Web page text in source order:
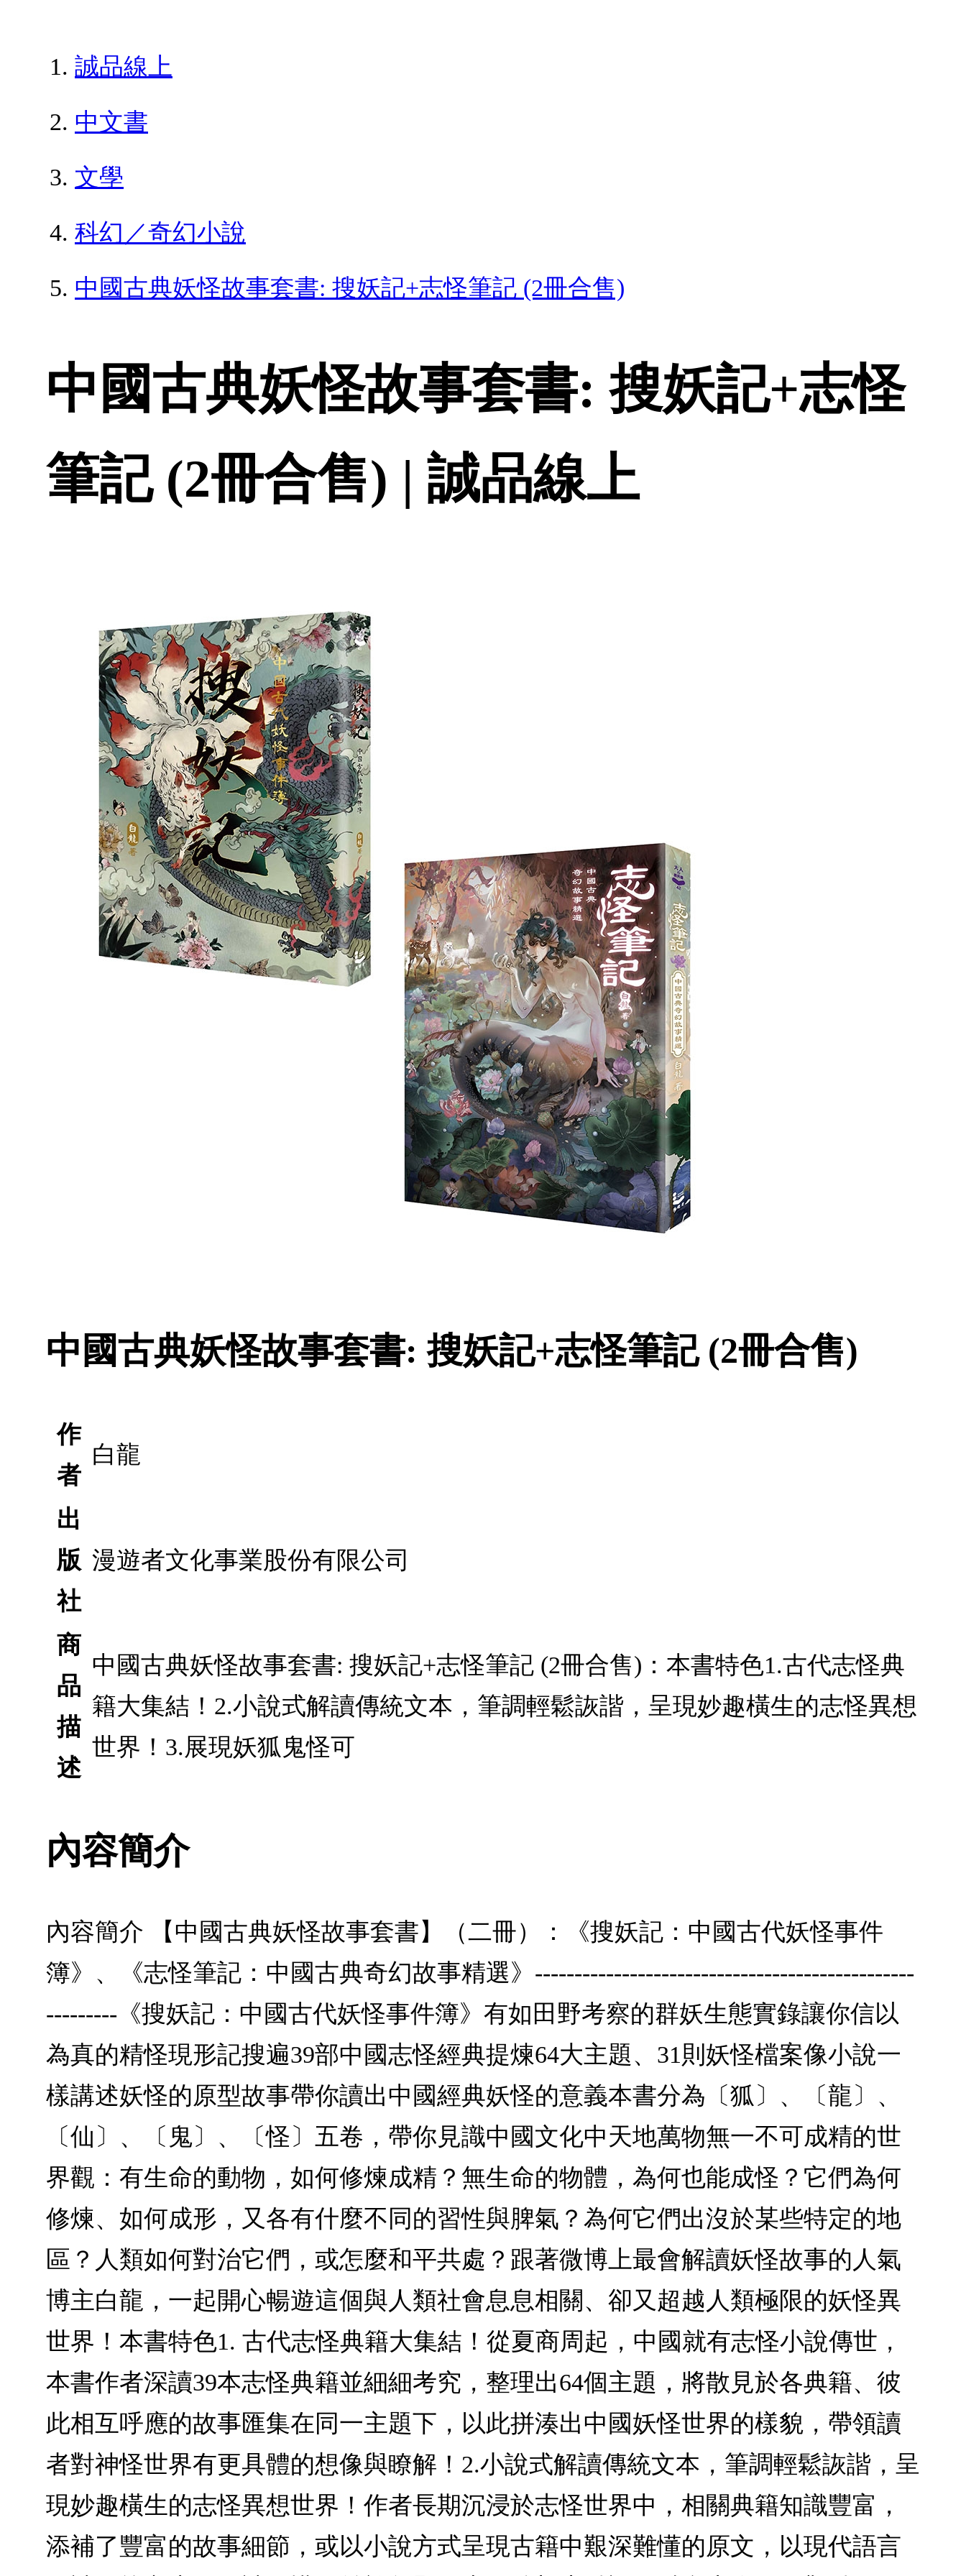
誠品線上
中文書
文學
科幻／奇幻小說
中國古典妖怪故事套書: 搜妖記+志怪筆記 (2冊合售)
中國古典妖怪故事套書: 搜妖記+志怪
筆記 (2冊合售) | 誠品線上
中國古典妖怪故事套書: 搜妖記+志怪筆記 (2冊合售)
作
者
白龍
出
版
社
漫遊者文化事業股份有限公司
商
品
描
述
中國古典妖怪故事套書: 搜妖記+志怪筆記 (2冊合售)：本書特色1.古代志怪典
籍大集結！2.小說式解讀傳統文本，筆調輕鬆詼諧，呈現妙趣橫生的志怪異想
世界！3.展現妖狐鬼怪可
內容簡介
內容簡介 【中國古典妖怪故事套書】（二冊）：《搜妖記：中國古代妖怪事件
簿》、《志怪筆記：中國古典奇幻故事精選》------------------------------------------------
---------《搜妖記：中國古代妖怪事件簿》有如田野考察的群妖生態實錄讓你信以
為真的精怪現形記搜遍39部中國志怪經典提煉64大主題、31則妖怪檔案像小說一
樣講述妖怪的原型故事帶你讀出中國經典妖怪的意義本書分為〔狐〕、〔龍〕、
〔仙〕、〔鬼〕、〔怪〕五卷，帶你見識中國文化中天地萬物無一不可成精的世
界觀：有生命的動物，如何修煉成精？無生命的物體，為何也能成怪？它們為何
修煉、如何成形，又各有什麼不同的習性與脾氣？為何它們出沒於某些特定的地
區？人類如何對治它們，或怎麼和平共處？跟著微博上最會解讀妖怪故事的人氣
博主白龍，一起開心暢遊這個與人類社會息息相關、卻又超越人類極限的妖怪異
世界！本書特色1. 古代志怪典籍大集結！從夏商周起，中國就有志怪小說傳世，
本書作者深讀39本志怪典籍並細細考究，整理出64個主題，將散見於各典籍、彼
此相互呼應的故事匯集在同一主題下，以此拼湊出中國妖怪世界的樣貌，帶領讀
者對神怪世界有更具體的想像與瞭解！2.小說式解讀傳統文本，筆調輕鬆詼諧，呈
現妙趣橫生的志怪異想世界！作者長期沉浸於志怪世界中，相關典籍知識豐富，
添補了豐富的故事細節，或以小說方式呈現古籍中艱深難懂的原文，以現代語言